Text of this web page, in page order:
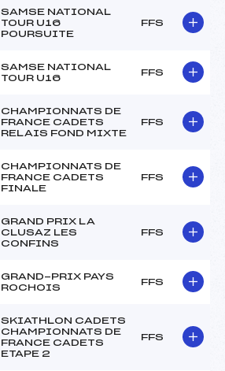
SAMSE NATIONAL
TOUR U16
POURSUITE
FFS
SAMSE NATIONAL
TOUR U16
FFS
CHAMPIONNATS DE
FRANCE CADETS
RELAIS FOND MIXTE
FFS
CHAMPIONNATS DE
FRANCE CADETS
FINALE
FFS
GRAND PRIX LA
CLUSAZ LES
CONFINS
FFS
GRAND-PRIX PAYS
ROCHOIS
FFS
SKIATHLON CADETS
CHAMPIONNATS DE
FRANCE CADETS
ETAPE 2
FFS